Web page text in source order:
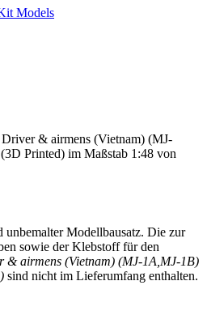
Models
& airmens (Vietnam) (MJ-
Printed) im Maßstab 1:48 von
unbemalter Modellbausatz. Die zur
sowie der Klebstoff für den
& airmens (Vietnam) (MJ-1A,MJ-1B)
sind nicht im Lieferumfang enthalten.